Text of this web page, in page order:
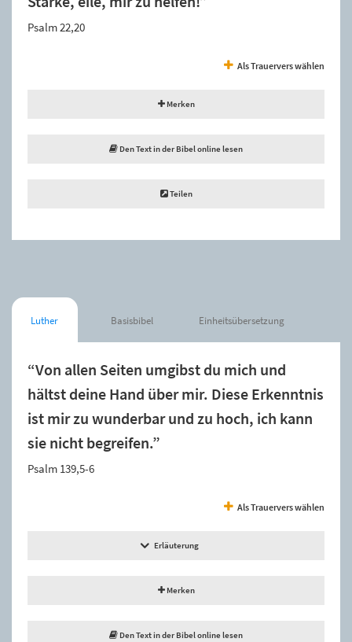
Psalm 22,20
Als Trauervers wählen
Merken
Den Text in der Bibel online lesen
Teilen
Luther Basisbibel Einheitsübersetzung
“Von allen Seiten umgibst du mich und
hältst deine Hand über mir. Diese Erkenntnis
ist mir zu wunderbar und zu hoch, ich kann
sie nicht begreifen.”
Psalm 139,5-6
Als Trauervers wählen
Erläuterung
Merken
Den Text in der Bibel online lesen